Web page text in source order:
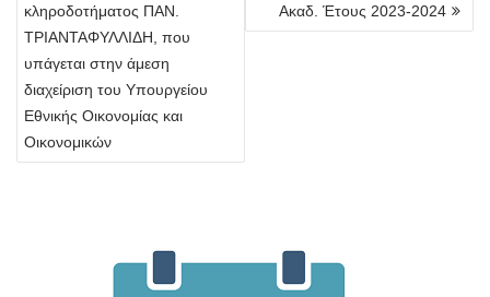
κληροδοτήματος ΠΑΝ.
ΤΡΙΑΝΤΑΦΥΛΛΙΔΗ, που
υπάγεται στην άμεση
διαχείριση του Υπουργείου
Εθνικής Οικονομίας και
Οικονομικών
Ακαδ. Έτους 2023-2024